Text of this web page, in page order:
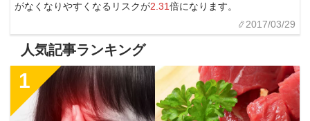
がなくなりやすくなるリスクが2.31倍になります。
2017/03/29
人気記事ランキング
1